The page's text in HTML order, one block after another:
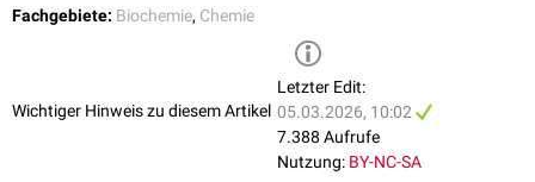
Fachgebiete: Biochemie, Chemie
Wichtiger Hinweis zu diesem Artikel
Letzter Edit:
05.03.2026, 10:02
7.388 Aufrufe
Nutzung: BY-NC-SA